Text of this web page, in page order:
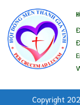
Copyright